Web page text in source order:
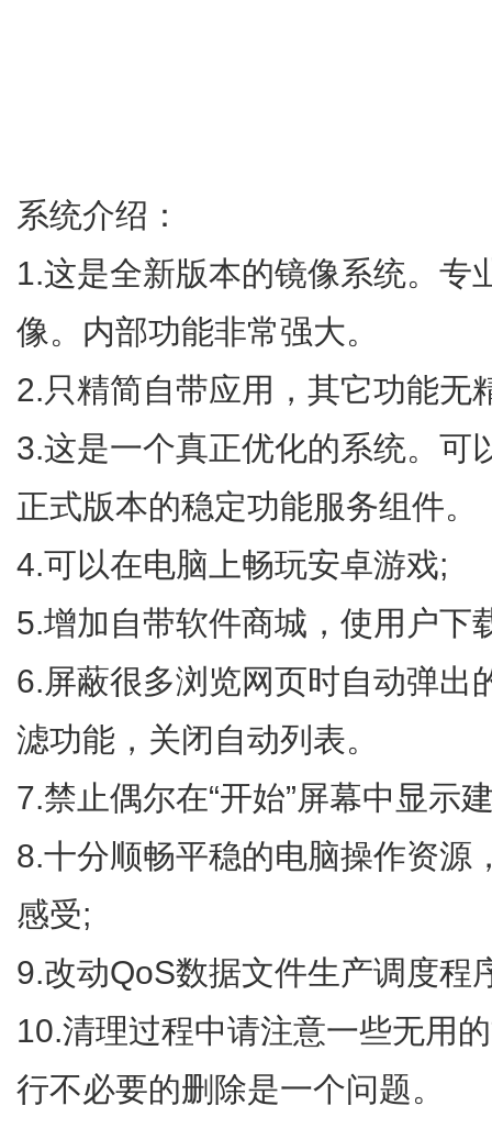
系统介绍：
1.这是全新版本的镜像系统。专
像。内部功能非常强大。
2.只精简自带应用，其它功能无
3.这是一个真正优化的系统。可
正式版本的稳定功能服务组件。
4.可以在电脑上畅玩安卓游戏;
5.增加自带软件商城，使用户下
6.屏蔽很多浏览网页时自动弹出
滤功能，关闭自动列表。
7.禁止偶尔在“开始”屏幕中显示
8.十分顺畅平稳的电脑操作资源
感受;
9.改动QoS数据文件生产调度程
10.清理过程中请注意一些无用
行不必要的删除是一个问题。